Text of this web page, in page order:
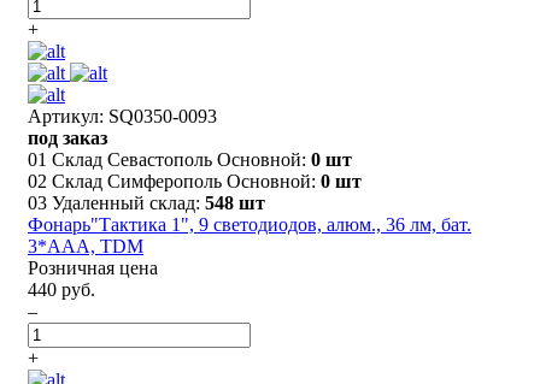
+
Артикул: SQ0350-0093
под заказ
01 Склад Севастополь Основной: 0 шт
02 Склад Симферополь Основной: 0 шт
03 Удаленный склад: 548 шт
Фонарь"Тактика 1", 9 светодиодов, алюм., 36 лм, бат.
3*AАА, TDM
Розничная цена
440 руб.
–
+